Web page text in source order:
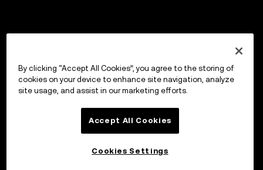
By clicking “Accept All Cookies”, you agree to the storing of
cookies on your device to enhance site navigation, analyze
site usage, and assist in our marketing efforts.
Accept All Cookies
Cookies Settings